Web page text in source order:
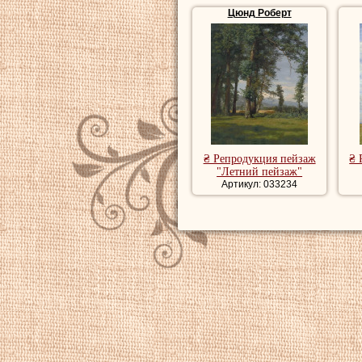
Цюнд Роберт
₴ Репродукция пейзаж
"Летний пейзаж"
Артикул: 033234
₴